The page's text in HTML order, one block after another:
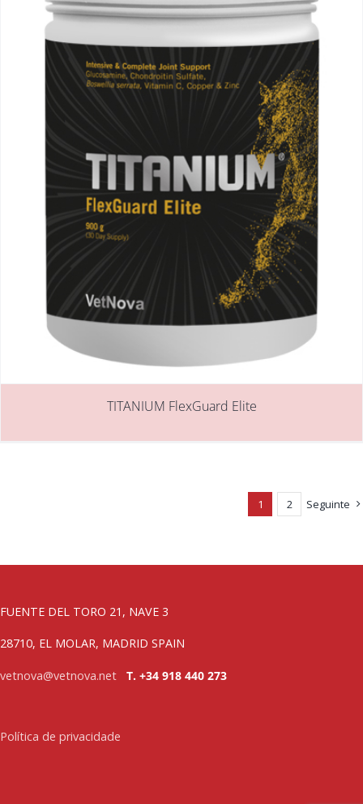
TITANIUM FlexGuard Elite
1 2 Seguinte
FUENTE DEL TORO 21, NAVE 3
28710, EL MOLAR, MADRID SPAIN
vetnova@vetnova.net T. +34 918 440 273
Política de privacidade